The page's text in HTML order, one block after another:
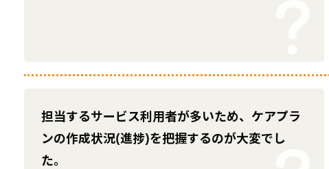
担当するサービス利用者が多いため、ケアプラ
ンの作成状況(進捗)を把握するのが大変でし
た。